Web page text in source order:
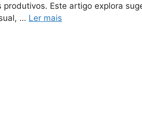
Este artigo explora
… Ler mais